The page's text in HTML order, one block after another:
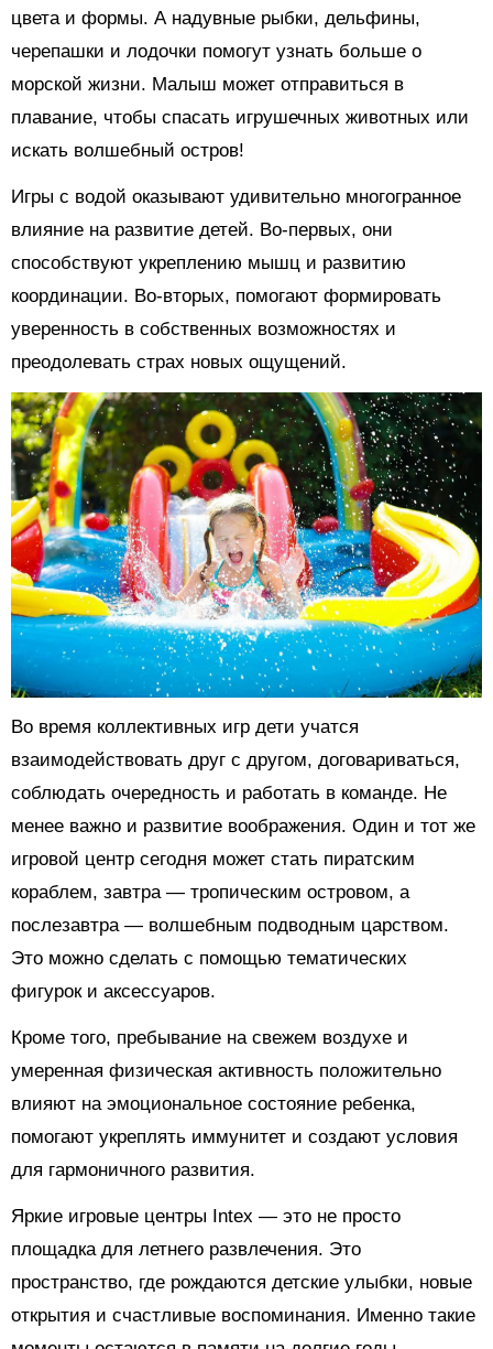
цвета и формы. А надувные рыбки, дельфины,
черепашки и лодочки помогут узнать больше о
морской жизни. Малыш может отправиться в
плавание, чтобы спасать игрушечных животных или
искать волшебный остров!
Игры с водой оказывают удивительно многогранное
влияние на развитие детей. Во-первых, они
способствуют укреплению мышц и развитию
координации. Во-вторых, помогают формировать
уверенность в собственных возможностях и
преодолевать страх новых ощущений.
Во время коллективных игр дети учатся
взаимодействовать друг с другом, договариваться,
соблюдать очередность и работать в команде. Не
менее важно и развитие воображения. Один и тот же
игровой центр сегодня может стать пиратским
кораблем, завтра — тропическим островом, а
послезавтра — волшебным подводным царством.
Это можно сделать с помощью тематических
фигурок и аксессуаров.
Кроме того, пребывание на свежем воздухе и
умеренная физическая активность положительно
влияют на эмоциональное состояние ребенка,
помогают укреплять иммунитет и создают условия
для гармоничного развития.
Яркие игровые центры Intex — это не просто
площадка для летнего развлечения. Это
пространство, где рождаются детские улыбки, новые
открытия и счастливые воспоминания. Именно такие